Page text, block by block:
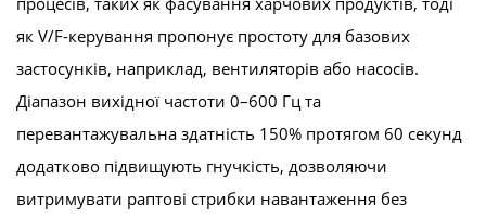
як V/F-керування пропонує простоту для базових
застосунків, наприклад, вентиляторів або насосів.
Діапазон вихідної частоти 0–600 Гц та
перевантажувальна здатність 150% протягом 60 секунд
додатково підвищують гнучкість, дозволяючи
витримувати раптові стрибки навантаження без